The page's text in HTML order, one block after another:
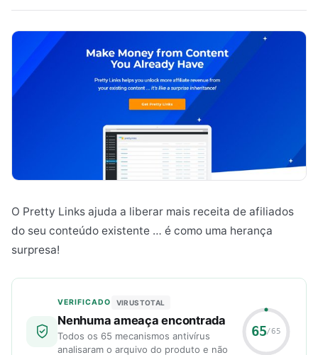
O Pretty Links ajuda a liberar mais receita de afiliados
do seu conteúdo existente … é como uma herança
surpresa!
VERIFICADO VIRUSTOTAL
Nenhuma ameaça encontrada
Todos os 65 mecanismos antivírus
analisaram o arquivo do produto e não
65/65